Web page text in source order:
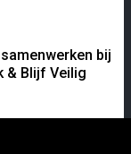
bij
& Blijf Veilig